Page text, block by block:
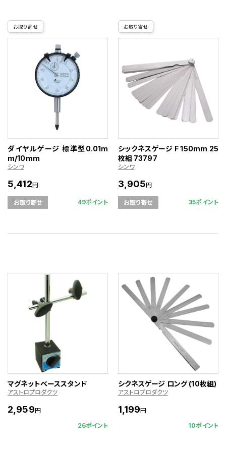
お取り寄せ
ダイヤルゲージ 標準型0.01m
m/10mm
シンワ
5,412円
お取り寄せ 49ポイント
お取り寄せ
シックネスゲージ F 150mm 25
枚組 73797
シンワ
3,905円
お取り寄せ 35ポイント
マグネットベーススタンド
アストロプロダクツ
2,959円
26ポイント
シクネスゲージ ロング (10枚組)
アストロプロダクツ
1,199円
10ポイント